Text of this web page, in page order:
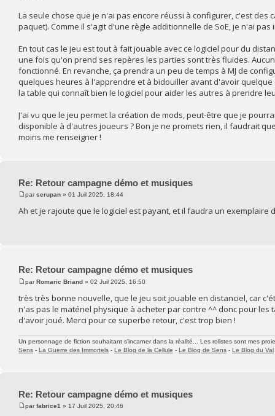
La seule chose que je n'ai pas encore réussi à configurer, c'est
paquet). Comme il s'agit d'une règle additionnelle de SoE, je n'ai
En tout cas le jeu est tout à fait jouable avec ce logiciel pour du
une fois qu'on prend ses repères les parties sont très fluides.
fonctionné. En revanche, ça prendra un peu de temps à MJ de
quelques heures à l'apprendre et à bidouiller avant d'avoir
la table qui connaît bien le logiciel pour aider les autres à prendre
J'ai vu que le jeu permet la création de mods, peut-être que je
disponible à d'autres joueurs ? Bon je ne promets rien, il faudrait
moins me renseigner !
Re: Retour campagne démo et musiques
parserupan » 01 Juil 2025, 18:44
Ah et je rajoute que le logiciel est payant, et il faudra un
Re: Retour campagne démo et musiques
parRomaric Briand » 02 Juil 2025, 16:50
très très bonne nouvelle, que le jeu soit jouable en distanciel, car
n'as pas le matériel physique à acheter par contre ^^ donc pour
d'avoir joué. Merci pour ce superbe retour, c'est trop bien !
Un personnage de fiction souhaitant s'incarner dans la réalité... Les rolistes sont mes
Sens - La Guerre des Immortels - Le Blog de la Cellule - Le Blog de Sens - Le Blog du Val
Re: Retour campagne démo et musiques
parfabrice1 » 17 Juil 2025, 20:46